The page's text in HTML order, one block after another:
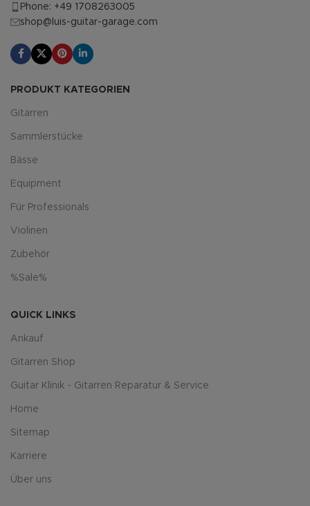
Phone: +49 1708263005
shop@luis-guitar-garage.com
PRODUKT KATEGORIEN
Gitarren
Sammlerstücke
Bässe
Equipment
Für Professionals
Violinen
Zubehör
%Sale%
QUICK LINKS
Ankauf
Gitarren Shop
Guitar Klinik - Gitarren Reparatur & Service
Home
Sitemap
Karriere
Über uns